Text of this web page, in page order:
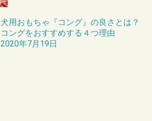
犬用おもちゃ『コング』の良さとは？
コングをおすすめする４つ理由
2020年7月19日